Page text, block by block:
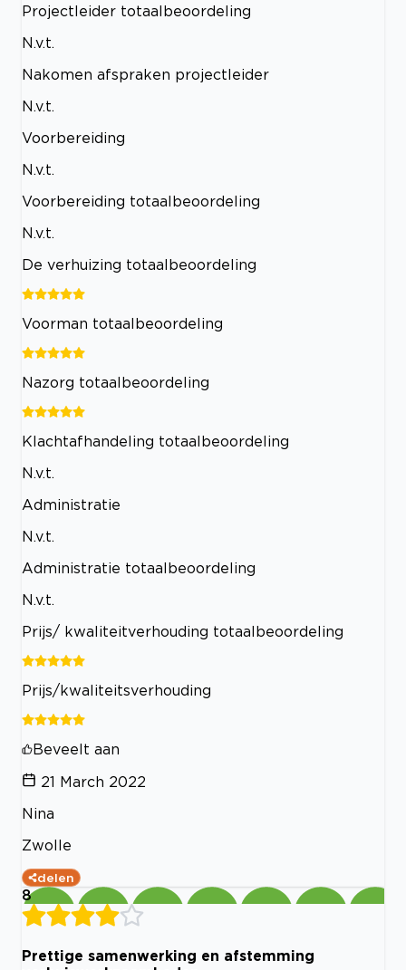
Projectleider totaalbeoordeling
N.v.t.
Nakomen afspraken projectleider
N.v.t.
Voorbereiding
N.v.t.
Voorbereiding totaalbeoordeling
N.v.t.
De verhuizing totaalbeoordeling
Voorman totaalbeoordeling
Nazorg totaalbeoordeling
Klachtafhandeling totaalbeoordeling
N.v.t.
Administratie
N.v.t.
Administratie totaalbeoordeling
N.v.t.
Prijs/ kwaliteitverhouding totaalbeoordeling
Prijs/kwaliteitsverhouding
Beveelt aan
21 March 2022
Nina
Zwolle
delen
8
Prettige samenwerking en afstemming